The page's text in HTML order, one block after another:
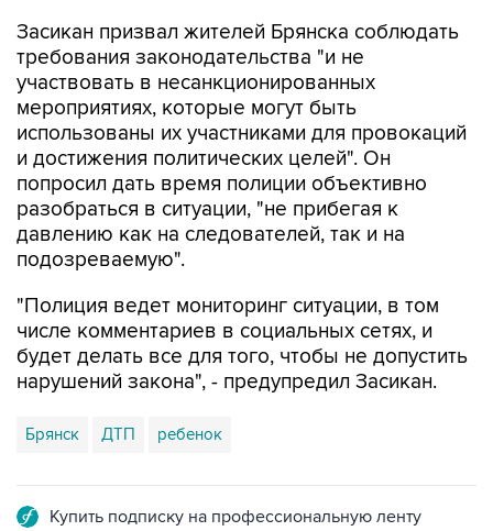
Засикан призвал жителей Брянска соблюдать
требования законодательства "и не
участвовать в несанкционированных
мероприятиях, которые могут быть
использованы их участниками для провокаций
и достижения политических целей". Он
попросил дать время полиции объективно
разобраться в ситуации, "не прибегая к
давлению как на следователей, так и на
подозреваемую".
"Полиция ведет мониторинг ситуации, в том
числе комментариев в социальных сетях, и
будет делать все для того, чтобы не допустить
нарушений закона", - предупредил Засикан.
Брянск ДТП ребенок
Купить подписку на профессиональную ленту